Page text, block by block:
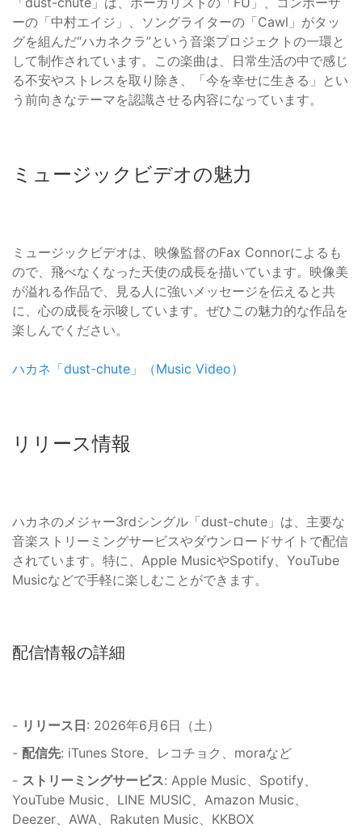
ーの「中村エイジ」、ソングライターの「Cawl」がタッ
グを組んだ“ハカネクラ”という音楽プロジェクトの一環と
して制作されています。この楽曲は、日常生活の中で感じ
る不安やストレスを取り除き、「今を幸せに生きる」とい
う前向きなテーマを認識させる内容になっています。
ミュージックビデオの魅力
ミュージックビデオは、映像監督のFax Connorによるも
ので、飛べなくなった天使の成長を描いています。映像美
が溢れる作品で、見る人に強いメッセージを伝えると共
に、心の成長を示唆しています。ぜひこの魅力的な作品を
楽しんでください。
ハカネ「dust-chute」（Music Video）
リリース情報
ハカネのメジャー3rdシングル「dust-chute」は、主要な
音楽ストリーミングサービスやダウンロードサイトで配信
されています。特に、Apple MusicやSpotify、YouTube
Musicなどで手軽に楽しむことができます。
配信情報の詳細
- リリース日 : 2026年6月6日（土）
- 配信先: iTunes Store、レコチョク、moraなど
- ストリーミングサービス: Apple Music、Spotify、
YouTube Music、LINE MUSIC、Amazon Music、
Deezer、AWA、Rakuten Music、KKBOX